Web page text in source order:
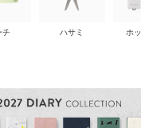
チ ハサミ ホ